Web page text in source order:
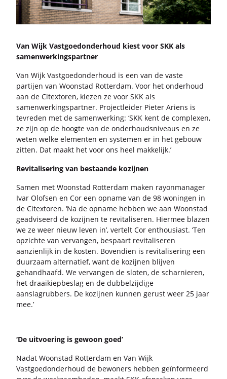
Van Wijk Vast­goed­on­der­houd kiest voor SKK als
sa­men­wer­kings­part­ner
Van Wijk Vast­goed­on­der­houd is een van de vaste
par­tij­en van Woon­stad Rot­ter­dam. Voor het on­der­houd
aan de Ci­tex­to­ren, kie­zen ze voor SKK als
sa­men­wer­kings­part­ner. Pro­ject­lei­der Pie­ter Ariens is
te­vre­den met de sa­men­wer­king: ‘SKK kent de com­plexen,
ze zijn op de hoog­te van de on­der­houds­ni­veaus en ze
weten welke ele­men­ten en sys­te­men er in het ge­bouw
zit­ten. Dat maakt het voor ons heel mak­ke­lijk.’
Re­vi­ta­li­se­ring van be­staan­de ko­zij­nen
Samen met Woon­stad Rot­ter­dam maken ray­on­ma­na­ger
Ivar Olof­sen en Cor een op­na­me van de 98 wo­nin­gen in
de Ci­tex­to­ren. ‘Na de op­na­me heb­ben we aan Woon­stad
ge­ad­vi­seerd de ko­zij­nen te re­vi­ta­li­se­ren. Hier­mee bla­zen
we ze weer nieuw leven in’, ver­telt Cor en­thou­si­ast. ‘Ten
op­zich­te van ver­van­gen, be­spaart re­vi­ta­li­se­ren
aan­zien­lijk in de kos­ten. Bo­ven­dien is re­vi­ta­li­se­ring een
duur­zaam al­ter­na­tief, want de ko­zij­nen blij­ven
ge­hand­haafd. We ver­van­gen de slo­ten, de schar­nie­ren,
het draai­kiep­be­slag en de dub­bel­zij­di­ge
aan­slag­rub­bers. De ko­zij­nen kun­nen ge­rust weer 25 jaar
mee.’
‘De uit­voe­ring is ge­woon goed’
Nadat Woon­stad Rot­ter­dam en Van Wijk
Vast­goed­on­der­houd de be­wo­ners heb­ben ge­ïn­for­meerd